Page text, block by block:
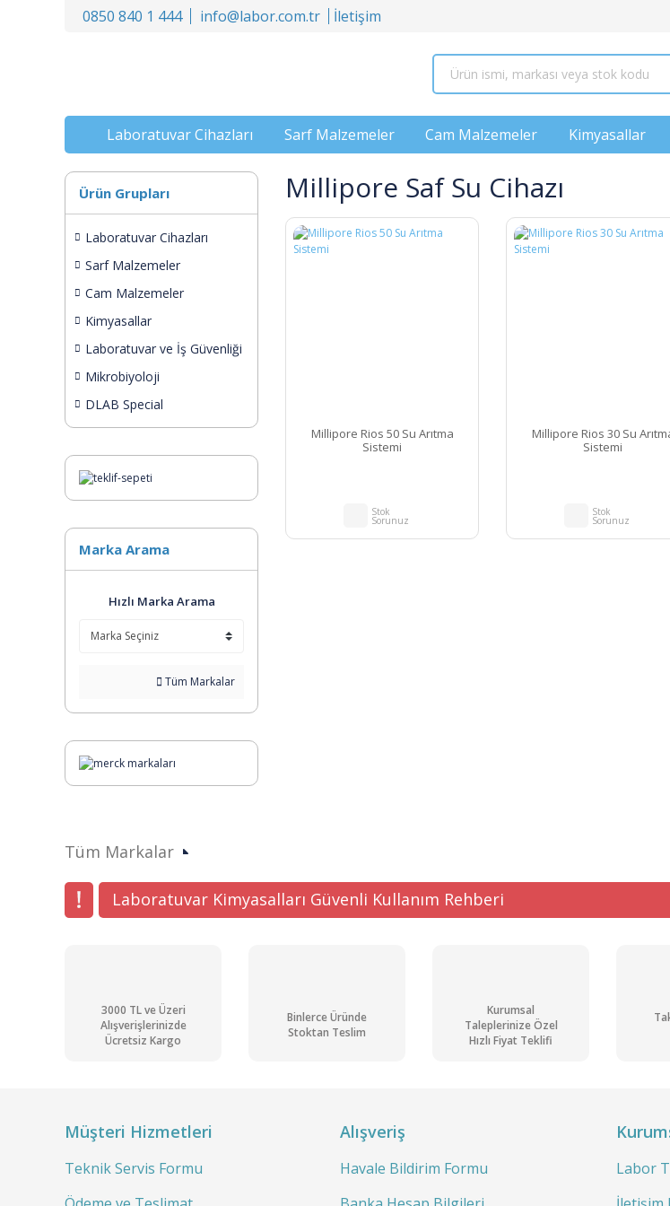
0850 840 1 444 info@labor.com.tr İletişim
Laboratuvar Cihazları Sarf Malzemeler Cam Malzemeler Kimyasallar
Ürün Grupları
Laboratuvar Cihazları
Sarf Malzemeler
Cam Malzemeler
Kimyasallar
Laboratuvar ve İş Güvenliği
Mikrobiyoloji
DLAB Special
Marka Arama
Hızlı Marka Arama
Tüm Markalar
Millipore Saf Su Cihazı
Millipore Rios 50 Su Arıtma
Sistemi
Stok
Sorunuz
Millipore Rios 30 Su
Sistemi
Stok
Sorunuz
Tüm Markalar
Laboratuvar Kimyasalları Güvenli Kullanım Rehberi
3000 TL ve Üzeri
Alışverişlerinizde
Ücretsiz Kargo
Binlerce Üründe
Stoktan Teslim
Kurumsal
Taleplerinize Özel
Hızlı Fiyat Teklifi
Müşteri Hizmetleri
Teknik Servis Formu
Alışveriş
Havale Bildirim Formu
Labor